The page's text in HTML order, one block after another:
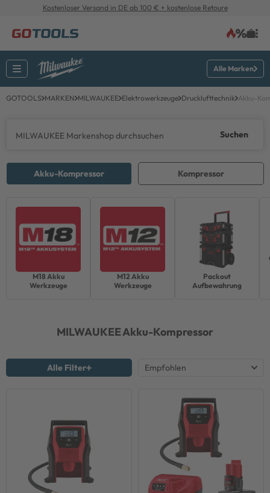
Kostenloser Versand in DE ab 100 € + kostenlose Retoure
Alle Marken
GOTOOLS MARKEN MILWAUKEE Elektrowerkzeuge Drucklufttechnik Akku-
Suchen
Kompressor
Akku-Kompressor
M18 Akku
Werkzeuge
M12 Akku
Werkzeuge
Packout
Aufbewahrung
MILWAUKEEAkku-Kompressor
Alle Filter